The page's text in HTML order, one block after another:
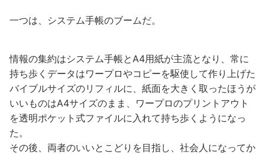
一つは、システム手帳のブームだ。
情報の集約はシステム手帳とA4用紙が主流となり、常に
持ち歩くデータはワープロやコピーを駆使して作り上げた
バイブルサイズのリフィルに、紙面を大きく取ったほうが
いいものはA4サイズのまま、ワープロのプリントアウト
を透明ポケット式ファイルに入れて持ち歩くようになっ
た。
その後、両者のいいとこどりを目指し、社会人になってか